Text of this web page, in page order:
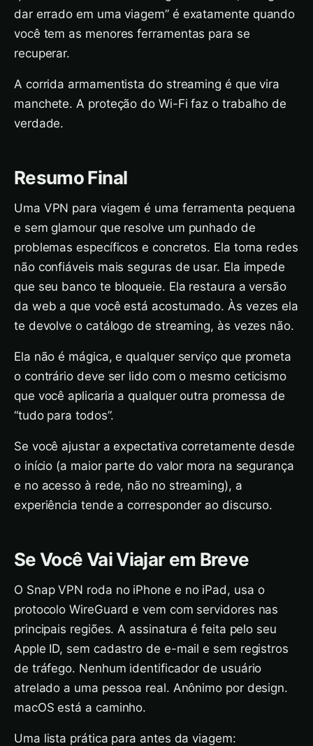
dar errado em uma viagem” é exatamente quando
você tem as menores ferramentas para se
recuperar.
A corrida armamentista do streaming é que vira
manchete. A proteção do Wi-Fi faz o trabalho de
verdade.
Resumo Final
Uma VPN para viagem é uma ferramenta pequena
e sem glamour que resolve um punhado de
problemas específicos e concretos. Ela torna redes
não confiáveis mais seguras de usar. Ela impede
que seu banco te bloqueie. Ela restaura a versão
da web a que você está acostumado. Às vezes ela
te devolve o catálogo de streaming, às vezes não.
Ela não é mágica, e qualquer serviço que prometa
o contrário deve ser lido com o mesmo ceticismo
que você aplicaria a qualquer outra promessa de
“tudo para todos”.
Se você ajustar a expectativa corretamente desde
o início (a maior parte do valor mora na segurança
e no acesso à rede, não no streaming), a
experiência tende a corresponder ao discurso.
Se Você Vai Viajar em Breve
O Snap VPN roda no iPhone e no iPad, usa o
protocolo WireGuard e vem com servidores nas
principais regiões. A assinatura é feita pelo seu
Apple ID, sem cadastro de e-mail e sem registros
de tráfego. Nenhum identificador de usuário
atrelado a uma pessoa real. Anônimo por design.
macOS está a caminho.
Uma lista prática para antes da viagem: